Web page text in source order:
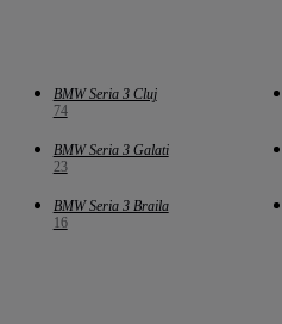
BMW Seria 3 Cluj
74
BMW Seria 3 Galati
23
BMW Seria 3 Braila
16